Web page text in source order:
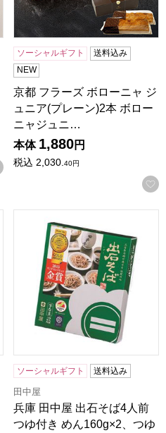
お気に入りに登録する
ソーシャルギフト
送料込み
NEW
京都 フラーズ ボローニャ ジ
ュニア(プレーン)2本 ボロー
ニャジュニ…
本体 1,880円
税込 2,030. 40円
ソーシャルギフト 送料込み
田中屋
兵庫 田中屋 出石そば4人前
つゆ付き めん160g×2、つゆ